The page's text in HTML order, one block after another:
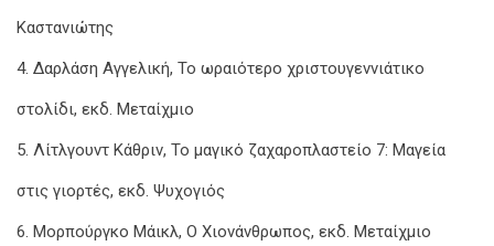
Καστανιώτης
4. Δαρλάση Αγγελική, Το ωραιότερο χριστουγεννιάτικο
στολίδι, εκδ. Μεταίχμιο
5. Λίτλγουντ Κάθριν, Το μαγικό ζαχαροπλαστείο 7: Μαγεία
στις γιορτές, εκδ. Ψυχογιός
6. Μορπούργκο Μάικλ, Ο Χιονάνθρωπος, εκδ. Μεταίχμιο